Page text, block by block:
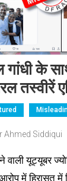
के
तस्वीरें
Ahmed Siddiqui
वाली यूट्यूबर
में हिरासत में